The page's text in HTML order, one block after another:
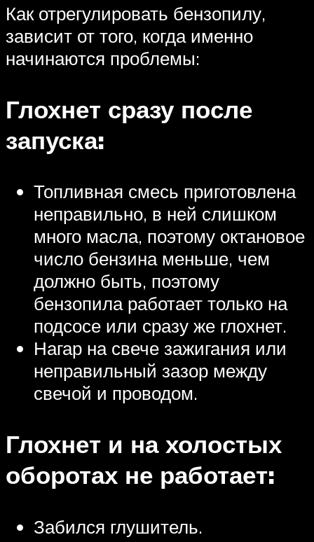
Как отрегулировать бензопилу,
зависит от того, когда именно
начинаются проблемы:
Глохнет сразу после
запуска:
Топливная смесь приготовлена
неправильно, в ней слишком
много масла, поэтому октановое
число бензина меньше, чем
должно быть, поэтому
бензопила работает только на
подсосе или сразу же глохнет.
Нагар на свече зажигания или
неправильный зазор между
свечой и проводом.
Глохнет и на холостых
оборотах не работает:
Забился глушитель.